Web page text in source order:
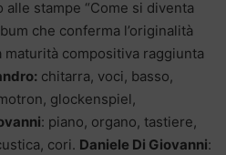
stampe “Come si diventa
che conferma l’originalità
compositiva raggiunta
chitarra, voci, basso,
glockenspiel,
: piano, organo, tastiere,
cori. Daniele Di Giovanni: